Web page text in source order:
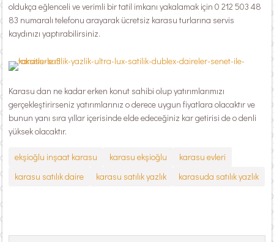
oldukça eğlenceli ve verimli bir tatil imkanı yakalamak için 0 212 503 48
83 numaralı telefonu arayarak ücretsiz karasu turlarına servis
kaydınızı yaptırabilirsiniz.
Karasu dan ne kadar erken konut sahibi olup yatırımlarımızı
gerçekleştirirseniz yatırımlarınız o derece uygun fiyatlara olacaktır ve
bunun yanı sıra yıllar içerisinde elde edeceğiniz kar getirisi de o denli
yüksek olacaktır.
ekşioğlu inşaat karasu karasu ekşioğlu
karasu evleri
karasu satılık daire
karasu satılık yazlık karasuda satılık yazlık